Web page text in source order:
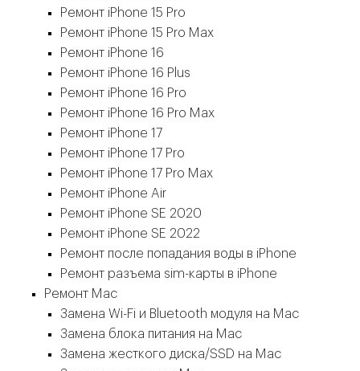
Ремонт iPhone 15 Pro
Ремонт iPhone 15 Pro Max
Ремонт iPhone 16
Ремонт iPhone 16 Plus
Ремонт iPhone 16 Pro
Ремонт iPhone 16 Pro Max
Ремонт iPhone 17
Ремонт iPhone 17 Pro
Ремонт iPhone 17 Pro Max
Ремонт iPhone Air
Ремонт iPhone SE 2020
Ремонт iPhone SE 2022
Ремонт после попадания воды в iPhone
Ремонт разъема sim-карты в iPhone
Ремонт Mac
Замена Wi-Fi и Bluetooth модуля на Mac
Замена блока питания на Mac
Замена жесткого диска/SSD на Mac